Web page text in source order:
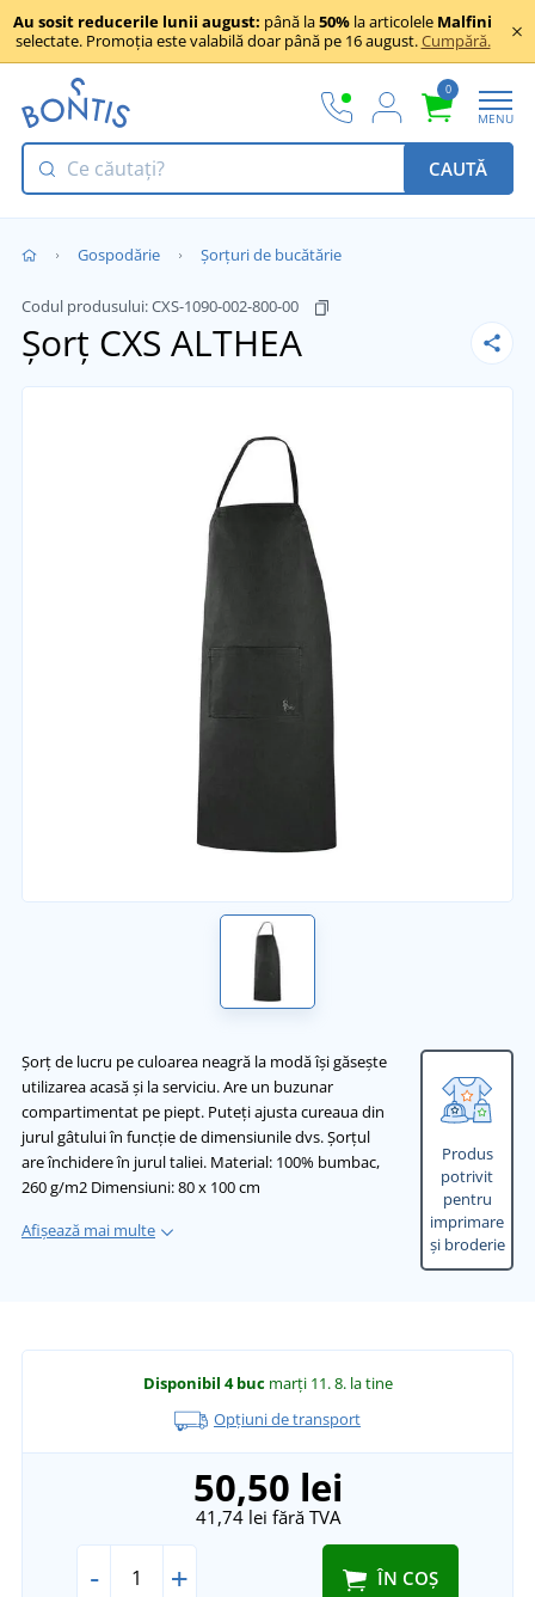
Au sosit reducerile lunii august: până la50% la articolele Malfini
selectate. Promoția este valabilă doar până pe 16 august.Cumpără.
0
MENU
CAUTĂ
Gospodărie Șorțuri de bucătărie
Codul produsului:CXS-1090-002-800-00
Șorț CXS ALTHEA
Șorț de lucru pe culoarea neagră la modă își găsește
utilizarea acasă și la serviciu. Are un buzunar
compartimentat pe piept. Puteți ajusta cureaua din
jurul gâtului în funcție de dimensiunile dvs. Șorțul
are închidere în jurul taliei. Material: 100% bumbac,
260 g/m2 Dimensiuni: 80 x 100 cm
Afișează mai multe
Produs
potrivit
pentru
imprimare
și broderie
Disponibil 4 buc marți 11. 8. la tine
Opțiuni de transport
50,50 lei
41,74 lei fără TVA
- + ÎN COȘ